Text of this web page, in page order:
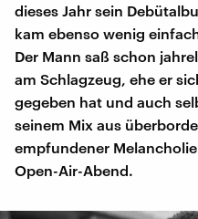
dieses Jahr sein
kam ebenso wenig
Der Mann saß schon
am Schlagzeug, ehe er
gegeben hat und auch
seinem Mix aus
empfundener
Open-Air-Abend.